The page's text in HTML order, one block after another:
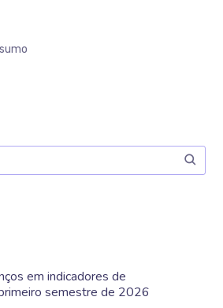
em indicadores de
semestre de 2026